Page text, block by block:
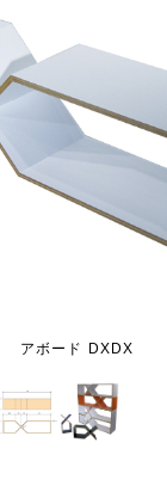
アボード DXDX